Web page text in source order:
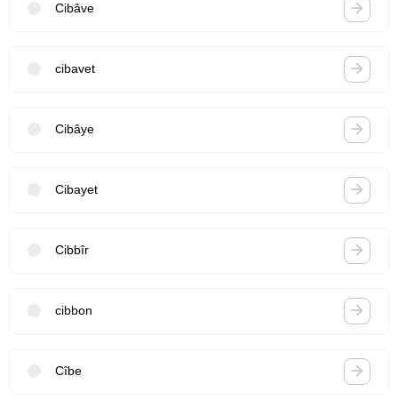
Cibâve
cibavet
Cibâye
Cibayet
Cibbîr
cibbon
Cîbe